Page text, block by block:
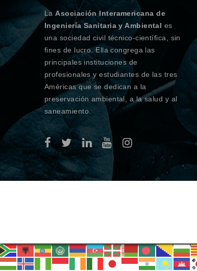
LaAsociación Interamericana de
Ingeniería Sanitaria y Ambiental es
una sociedad civil técnico-científica, sin
fines de lucro. Ella congrega las
principales instituciones de
profesionales y estudiantes de las tres
Américas que se dedican a la
preservación ambiental, a la salud y al
saneamiento.